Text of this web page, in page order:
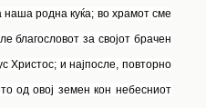
наша родна куќа; во храмот сме
благословот за својот брачен
Христос; и најпосле, повторно
од овој земен кон небесниот